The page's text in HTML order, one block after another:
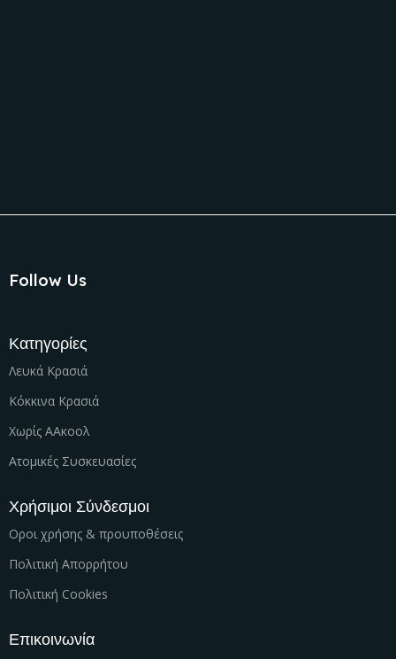
Follow Us
Κατηγορίες
Λευκά Κρασιά
Κόκκινα Κρασιά
Χωρίς ΑΑκοολ
Ατομικές Συσκευασίες
Χρήσιμοι Σύνδεσμοι
Οροι χρήσης & προυποθέσεις
Πολιτική Απορρήτου
Πολιτική Cookies
Επικοινωνία